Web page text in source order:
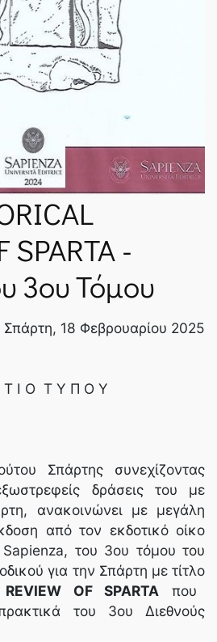
SPARTA -
3ου Τόμου
Σπάρτη, 18 Φεβρουαρίου 2025
Τ Ι Ο Τ Υ Π Ο Υ
Σπάρτης συνεχίζοντας
δράσεις του με
ανακοινώνει με μεγάλη
από τον εκδοτικό οίκο
Sapienza, του 3ου τόμου του
για την Σπάρτη με τίτλο
OF SPARTA που
του 3ου Διεθνούς